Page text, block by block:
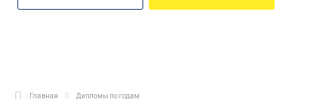
Главная Дипломы по годам